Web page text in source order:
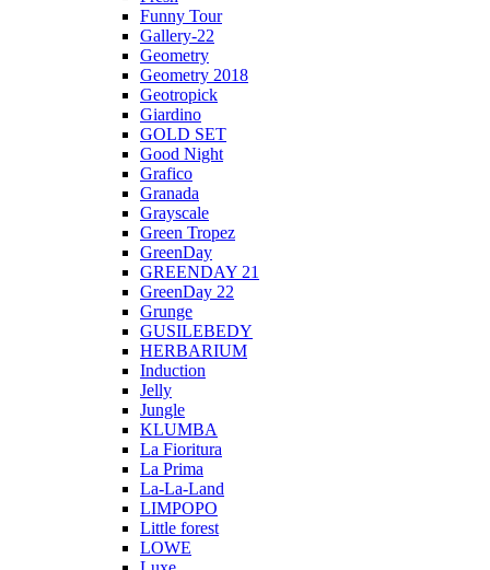
Funny Tour
Gallery-22
Geometry
Geometry 2018
Geotropick
Giardino
GOLD SET
Good Night
Grafico
Granada
Grayscale
Green Tropez
GreenDay
GREENDAY 21
GreenDay 22
Grunge
GUSILEBEDY
HERBARIUM
Induction
Jelly
Jungle
KLUMBA
La Fioritura
La Prima
La-La-Land
LIMPOPO
Little forest
LOWE